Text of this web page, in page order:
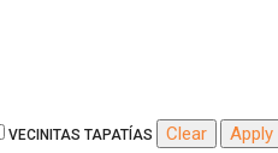
VECINITAS TAPATÍAS Clear
Apply